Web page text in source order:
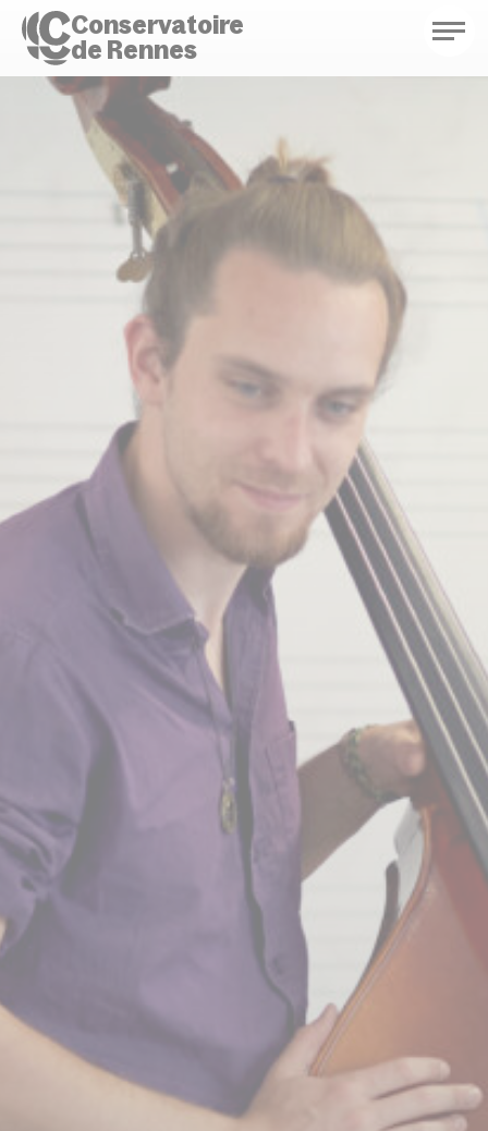
Conservatoire
de Rennes
Conservatoire de Rennes
Enseignements
Saison culturelle
Actions d'éducation
Bibliothèque musicale
Infos pratiques
NEWSLETTER
BILLETTERIE